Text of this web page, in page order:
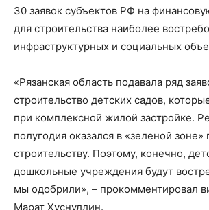
30 заявок субъектов РФ на
для строительства наиболее
инфраструктурных и социальных
«Рязанская область подавала ряд
строительство детских садов,
при комплексной жилой застройке.
полугодия оказался в «зеленой
строительству. Поэтому, конечно,
дошкольные учреждения будут
мы одобрили», – прокомментировал
Марат Хуснуллин.